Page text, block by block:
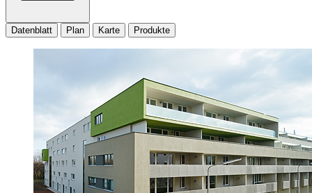
Datenblatt Plan Karte Produkte